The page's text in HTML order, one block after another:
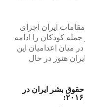
گفتنی است، در ۷ ماه ابتدایی سال ۲۰۱۶ مقامات ایران اجرای
کودکان را ادامه
میان اعدامیان این
هنوز در حال
بشر ایران در